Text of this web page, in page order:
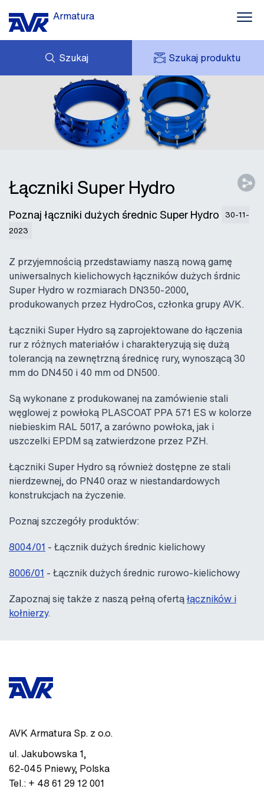
Armatura
Szukaj Szukaj produktu
AKTUALNOŚCI
ZAPYTANIE
MOJE AVK
AVK HOLDING (GROUP)
CENNIK
Łączniki Super Hydro
Poznaj łączniki dużych średnic Super Hydro
30-11-
2023
Z przyjemnością przedstawiamy naszą nową gamę
uniwersalnych kielichowych łączników dużych śrdnic
Super Hydro w rozmiarach DN350-2000,
produkowanych przez HydroCos, członka grupy AVK.
Łączniki Super Hydro są zaprojektowane do łączenia
rur z różnych materiałów i charakteryzują się dużą
tolerancją na zewnętrzną średnicę rury, wynoszącą 30
mm do DN450 i 40 mm od DN500.
Są wykonane z produkowanej na zamówienie stali
węglowej z powłoką PLASCOAT PPA 571 ES w kolorze
niebieskim RAL 5017, a zarówno powłoka, jak i
uszczelki EPDM są zatwierdzone przez PZH.
Łączniki Super Hydro są również dostępne ze stali
nierdzewnej, do PN40 oraz w niestandardowych
konstrukcjach na życzenie.
Poznaj szczegóły produktów:
8004/01 - Łącznik dużych średnic kielichowy
8006/01 - Łącznik dużych średnic rurowo-kielichowy
Zapoznaj się także z naszą pełną ofertąłączników i
kołnierzy.
AVK Armatura Sp. z o.o.
ul. Jakubowska 1,
62-045 Pniewy, Polska
Tel.: + 48 61 29 12 001